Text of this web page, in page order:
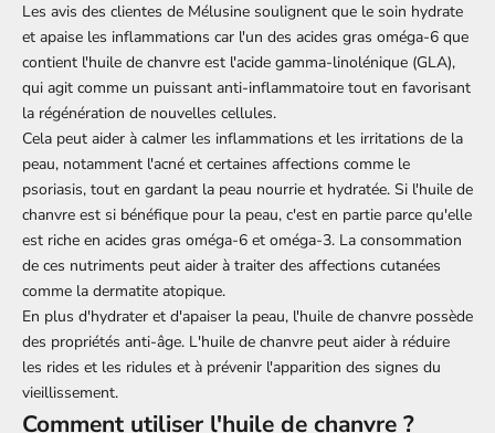
Les avis des clientes de Mélusine soulignent que le soin hydrate
et apaise les inflammations car l'un des acides gras oméga-6 que
contient l'huile de chanvre est l'acide gamma-linolénique (GLA),
qui agit comme un puissant anti-inflammatoire tout en favorisant
la régénération de nouvelles cellules.
Cela peut aider à calmer les inflammations et les irritations de la
peau, notamment l'acné et certaines affections comme le
psoriasis, tout en gardant la peau nourrie et hydratée. Si l'huile de
chanvre est si bénéfique pour la peau, c'est en partie parce qu'elle
est riche en acides gras oméga-6 et oméga-3. La consommation
de ces nutriments peut aider à traiter des affections cutanées
comme la dermatite atopique.
En plus d'hydrater et d'apaiser la peau, l'huile de chanvre possède
des propriétés anti-âge. L'huile de chanvre peut aider à réduire
les rides et les ridules et à prévenir l'apparition des signes du
vieillissement.
Comment utiliser l'huile de chanvre ?